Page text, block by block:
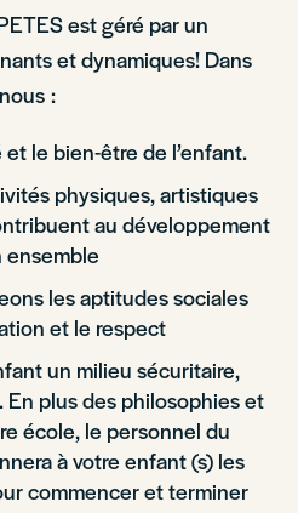
est géré par un
et dynamiques! Dans
:
le bien-être de l’enfant.
physiques, artistiques
au développement
ensemble
les aptitudes sociales
et le respect
un milieu sécuritaire,
plus des philosophies et
école, le personnel du
à votre enfant (s) les
commencer et terminer